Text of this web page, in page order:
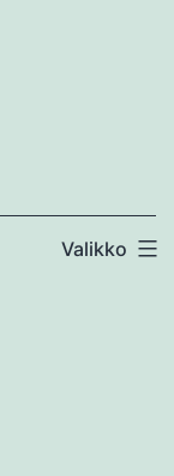
Valikko